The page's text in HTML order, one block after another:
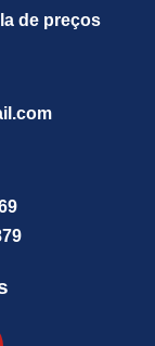
de preços